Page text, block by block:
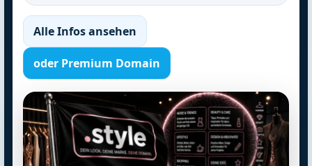
Alle Infos ansehen
oder Premium Domain